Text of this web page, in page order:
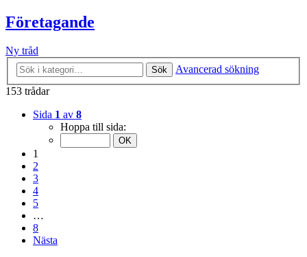
Företagande
Ny tråd
Sök
Avancerad sökning
153 trådar
Sida 1 av 8
Hoppa till sida:
1
2
3
4
5
…
8
Nästa